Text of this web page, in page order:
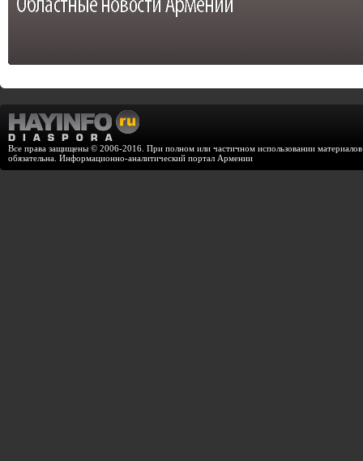
Все права защищены © 2006-2016. При полном или частичном использовании
обязательна. Информационно-аналитический портал Армении